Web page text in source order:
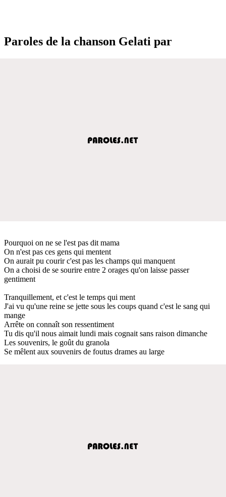
Paroles de la chanson Gelati par
Pourquoi on ne se l'est pas dit mama
On n'est pas ces gens qui mentent
On aurait pu courir c'est pas les champs qui manquent
On a choisi de se sourire entre 2 orages qu'on laisse passer
gentiment
Tranquillement, et c'est le temps qui ment
J'ai vu qu'une reine se jette sous les coups quand c'est le sang qui
mange
Arrête on connaît son ressentiment
Tu dis qu'il nous aimait lundi mais cognait sans raison dimanche
Les souvenirs, le goût du granola
Se mêlent aux souvenirs de foutus drames au large